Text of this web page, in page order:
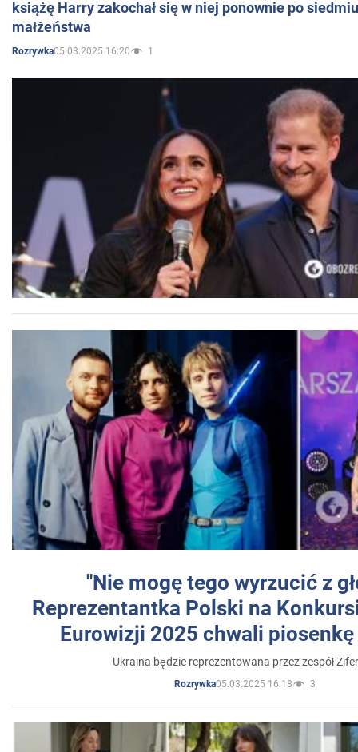
książę Harry zakochał się w niej ponownie po
małżeństwa
Rozrywka05.03.2025 16:20 1
"Nie mogę tego wyrzucić z
Reprezentantka Polski na
Eurowizji 2025 chwali
Ukraina będzie reprezentowana przez zespół
Rozrywka05.03.2025 16:18 3